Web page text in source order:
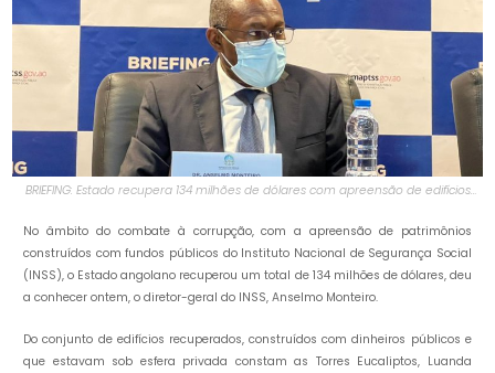
BRIEFING: Estado recupera 134 milhões de dólares com apreensão de edifícios
No âmbito do combate à corrupção, com a apreensão de patrimônios
construídos com fundos públicos do Instituto Nacional de Segurança Social
(INSS), o Estado angolano recuperou um total de 134 milhões de dólares, deu
a conhecer ontem, o diretor-geral do INSS, Anselmo Monteiro.
Do conjunto de edifícios recuperados, construídos com dinheiros públicos e
que estavam sob esfera privada constam as Torres Eucaliptos, Luanda